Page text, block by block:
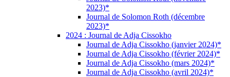
2023)*
Journal de Solomon Roth (décembre
2023)*
2024 : Journal de Adja Cissokho
Journal de Adja Cissokho (janvier 2024)*
Journal de Adja Cissokho (février 2024)*
Journal de Adja Cissokho (mars 2024)*
Journal de Adja Cissokho (avril 2024)*